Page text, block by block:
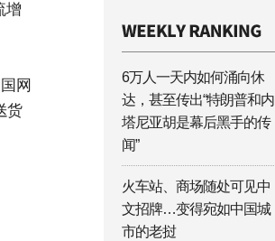
增
网
货
6万人一天内如何涌向休
达，甚至传出“特朗普和内
塔尼亚胡是幕后黑手的传
闻”
火车站、商场随处可见中
文招牌…变得宛如中国城
市的老挝